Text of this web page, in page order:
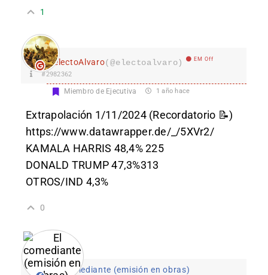
1
electoAlvaro(@electoalvaro) EM Off
#2982362
Miembro de Ejecutiva 1 año hace
Extrapolación 1/11/2024 (Recordatorio 📝)
https://www.datawrapper.de/_/5XVr2/
KAMALA HARRIS 48,4% 225
DONALD TRUMP 47,3%313
OTROS/IND 4,3%
0
El comediante (emisión en obras)